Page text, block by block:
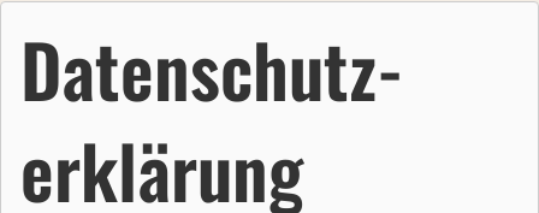
Datenschutz­
erklärung